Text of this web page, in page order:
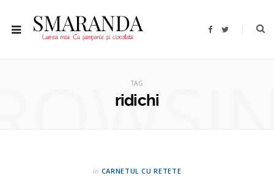
F
T
TAG
ridichi
in CARNETUL CU RETETE